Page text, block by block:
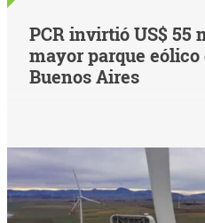
PCR invirtió US$ 55
mayor parque
Buenos Aires